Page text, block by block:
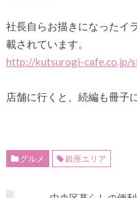
社長自らお描きになったイ
載されています。
http://kutsurogi-cafe.co.jp/
店舗に行くと、続編も冊子
グルメ 銀座エリア